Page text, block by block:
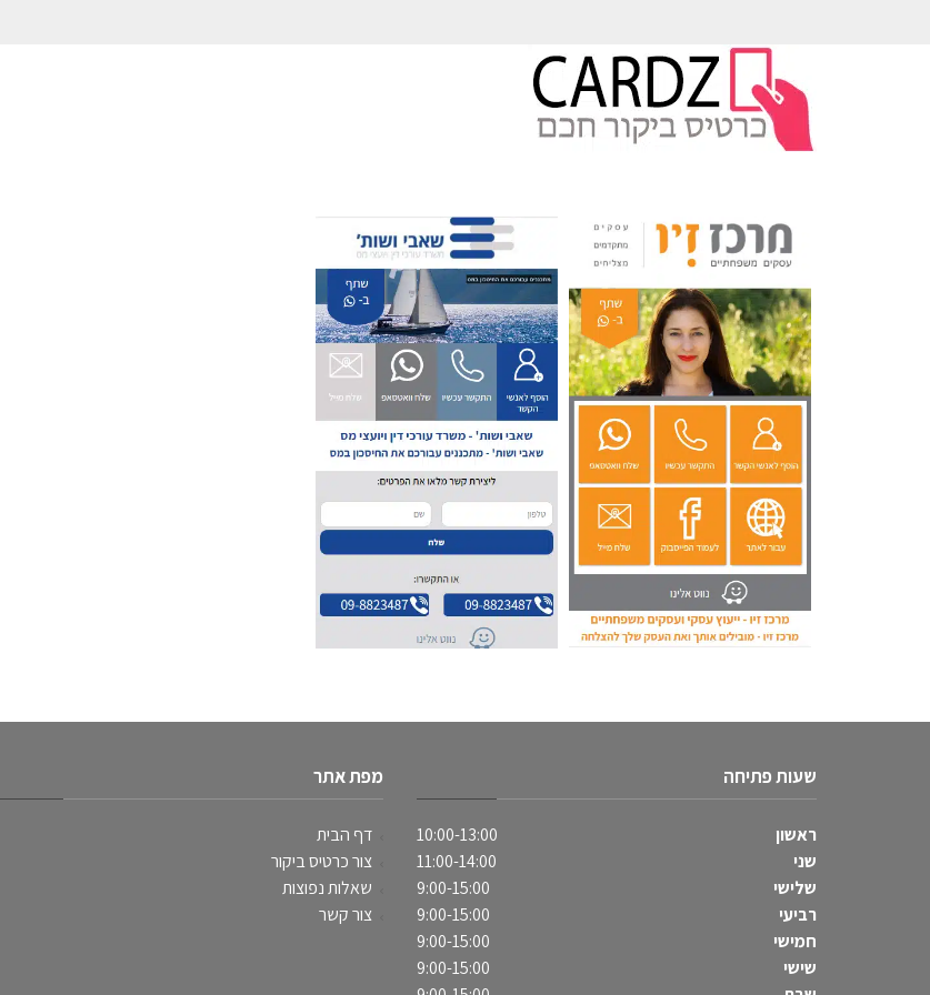
שעות פתיחה
ראשון
10:00-13:00
שני
11:00-14:00
שלישי
9:00-15:00
רביעי
9:00-15:00
חמישי
9:00-15:00
שישי
9:00-15:00
מפת אתר
דף הבית
צור כרטיס ביקור
שאלות נפוצות
צור קשר